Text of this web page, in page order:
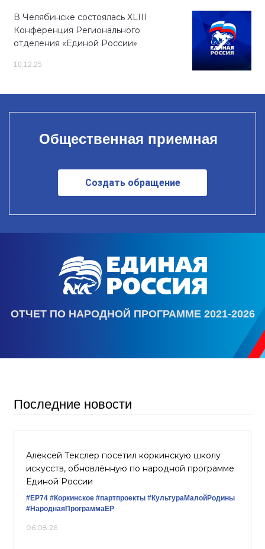
В Челябинске состоялась XLIII
Конференция Регионального
отделения «Единой России»
10.12.25
Общественная приемная
Создать обращение
ОТЧЕТ ПО НАРОДНОЙ ПРОГРАММЕ 2021-2026
Последние новости
Алексей Текслер посетил коркинскую школу
искусств, обновлённую по народной программе
Единой России
#ЕР74 #Коркинское #партпроекты #КультураМалойРодины
#НароднаяПрограммаЕР
06.08.26